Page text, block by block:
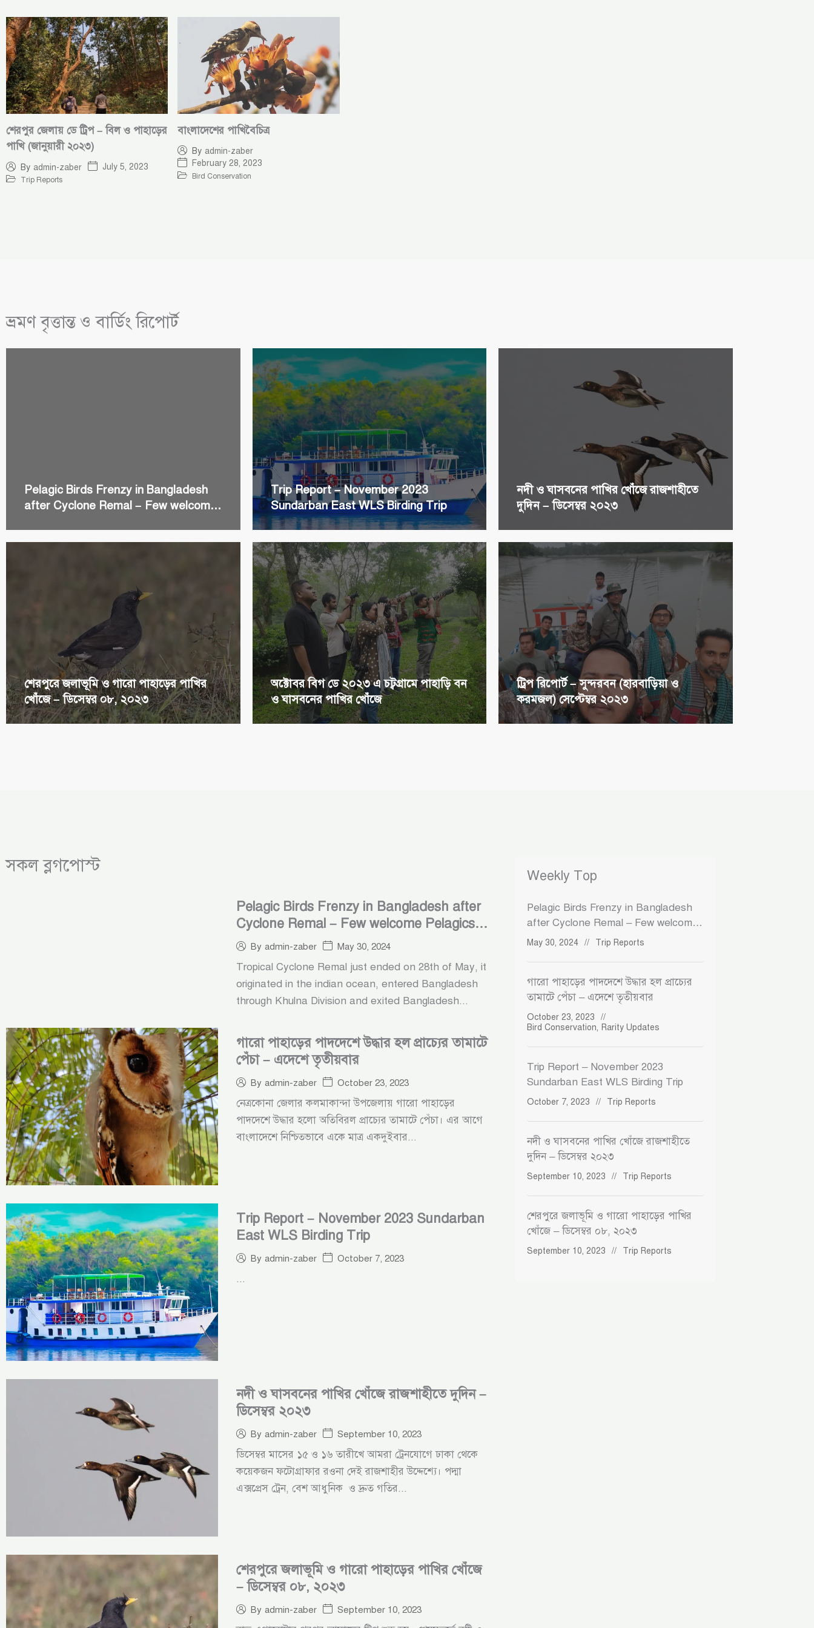
শেরপুর জেলায় ডে ট্রিপ – বিল ও পাহাড়ের
পাখি (জানুয়ারী ২০২৩)
By admin-zaber July 5, 2023
Trip Reports
বাংলাদেশের পাখিবৈচিত্র
By admin-zaber
February 28, 2023
Bird Conservation
ভ্রমণ বৃত্তান্ত ও বার্ডিং রিপোর্ট
Pelagic Birds Frenzy in Bangladesh
after Cyclone Remal – Few welcome
Trip Report – November 2023
Sundarban East WLS Birding Trip
নদী ও ঘাসবনের পাখির খোঁজে রাজশাহীতে
দুদিন – ডিসেম্বর ২০২৩
শেরপুরে জলাভূমি ও গারো পাহাড়ের পাখির
খোঁজে – ডিসেম্বর ০৮, ২০২৩
অক্টোবর বিগ ডে ২০২৩ এ চট্বগ্রামে পাহাড়ি বন
ও ঘাসবনের পাখির খোঁজে
ট্রিপ রিপোর্ট – সুন্দরবন (হারবাড়িয়া ও
করমজল) সেপ্টেম্বর ২০২৩
সকল ব্লগপোস্ট
Pelagic Birds Frenzy in Bangladesh after
Cyclone Remal – Few welcome Pelagics
including a Country Record
By admin-zaber May 30, 2024
Tropical Cyclone Remal just ended on 28th of May, it
originated in the indian ocean, entered Bangladesh
through Khulna Division and exited Bangladesh...
গারো পাহাড়ের পাদদেশে উদ্ধার হল প্রাচ্যের তামাটে
পেঁচা – এদেশে তৃতীয়বার
By admin-zaber October 23, 2023
নেত্রকোনা জেলার কলমাকান্দা উপজেলায় গারো পাহাড়ের
পাদদেশে উদ্ধার হলো অতিবিরল প্রাচ্যের তামাটে পেঁচা। এর আগে
বাংলাদেশে নিশ্চিতভাবে একে মাত্র একদুইবার...
Trip Report – November 2023 Sundarban
East WLS Birding Trip
By admin-zaber October 7, 2023
...
নদী ও ঘাসবনের পাখির খোঁজে রাজশাহীতে দুদিন –
ডিসেম্বর ২০২৩
By admin-zaber September 10, 2023
ডিসেম্বর মাসের ১৫ ও ১৬ তারীখে আমরা ট্রেনযোগে ঢাকা থেকে
কয়েকজন ফটোগ্রাফার রওনা দেই রাজশাহীর উদ্দেশ্যে। পদ্মা
এক্সপ্রেস ট্রেন, বেশ আধুনিক ও দ্রুত গতির...
শেরপুরে জলাভূমি ও গারো পাহাড়ের পাখির খোঁজে
– ডিসেম্বর ০৮, ২০২৩
By admin-zaber September 10, 2023
Weekly Top
Pelagic Birds Frenzy in Bangladesh
after Cyclone Remal – Few welcome
Pelagics including a Country Record
May 30, 2024 // Trip Reports
গারো পাহাড়ের পাদদেশে উদ্ধার হল প্রাচ্যের
তামাটে পেঁচা – এদেশে তৃতীয়বার
October 23, 2023
//
Bird Conservation, Rarity Updates
Trip Report – November 2023
Sundarban East WLS Birding Trip
October 7, 2023 // Trip Reports
নদী ও ঘাসবনের পাখির খোঁজে রাজশাহীতে
দুদিন – ডিসেম্বর ২০২৩
September 10, 2023 // Trip Reports
শেরপুরে জলাভূমি ও গারো পাহাড়ের পাখির
খোঁজে – ডিসেম্বর ০৮, ২০২৩
September 10, 2023 // Trip Reports